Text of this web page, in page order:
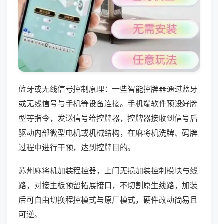
蓝牙或无线信号控制原理：一些智能控牌器通过蓝牙
或无线信号与手机等设备连接。手机端软件预设好牌
型等指令，发送信号给控牌器，控牌器接收到信号后
驱动内部微型电机或机械结构，在麻将机洗牌、码牌
过程中进行干预，达到控牌目的。
苏州麻将机加装程控器，上门无损加装控制模块与线
路，对接主板预留拓展接口，不切割原生线路，加装
后可自由切换程控模式与原厂模式，硬件改动简易且
可逆。